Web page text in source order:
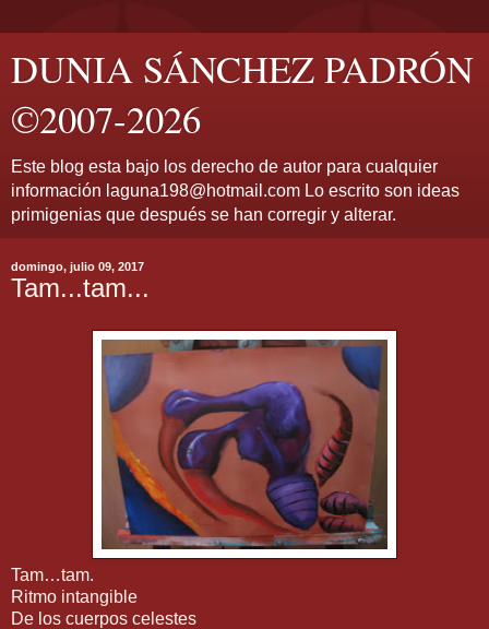
DUNIA SÁNCHEZ PADRÓN
©2007-2026
Este blog esta bajo los derecho de autor para cualquier
información laguna198@hotmail.com Lo escrito son ideas
primigenias que después se han corregir y alterar.
domingo, julio 09, 2017
Tam...tam...
Tam…tam.
Ritmo intangible
De los cuerpos celestes